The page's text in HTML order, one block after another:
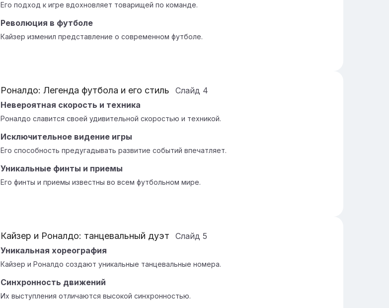
Его подход к игре вдохновляет товарищей по команде.
Революция в футболе
Кайзер изменил представление о современном футболе.
Роналдо: Легенда футбола и его стиль Слайд 4
Невероятная скорость и техника
Роналдо славится своей удивительной скоростью и техникой.
Исключительное видение игры
Его способность предугадывать развитие событий впечатляет.
Уникальные финты и приемы
Его финты и приемы известны во всем футбольном мире.
Кайзер и Роналдо: танцевальный дуэт Слайд 5
Уникальная хореография
Кайзер и Роналдо создают уникальные танцевальные номера.
Синхронность движений
Их выступления отличаются высокой синхронностью.